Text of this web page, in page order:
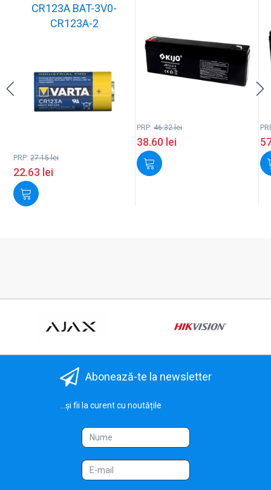
CR123A BAT-3V0-
CR123A-2
PRP: 27.15lei
22.63 lei
PRP: 46.32lei
38.60 lei
Abonează-te la newsletter
...și fii la curent cu noutățile